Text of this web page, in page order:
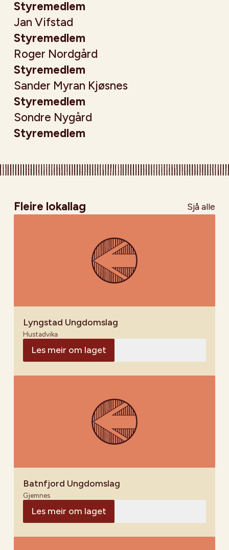
Styremedlem
Jan Vifstad
Styremedlem
Roger Nordgård
Styremedlem
Sander Myran Kjøsnes
Styremedlem
Sondre Nygård
Styremedlem
Fleire lokallag Sjå alle
Lyngstad Ungdomslag
Hustadvika
Les meir om laget
Batnfjord Ungdomslag
Gjemnes
Les meir om laget